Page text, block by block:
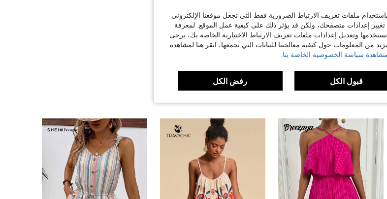
مفيد (0)
ملفات تعريف الارتباط الضرورية فقط التي تجعل موقعنا الإلكتروني
إعدادات متصفحك، ولكن قد يؤثر ذلك على كيفية عمل الموقع. لمعرفة
وتعديل إعدادات ملفات تعريف الارتباط الاختيارية الخاصة بك، يرجى
من المعلومات حول كيفية معالجتنا للبيانات التي نجمعها، انقر هنا لمشاهدة
سياسة الخصوصية الخاصة بنا.
قبول الكل رفض الكل